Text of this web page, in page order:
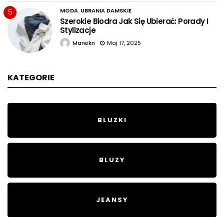
5 MODA UBRANIA DAMSKIE
Szerokie Biodra Jak Się Ubierać: Porady I
Stylizacje
Manekn Maj 17, 2025
KATEGORIE
BLUZKI
BLUZY
JEANSY